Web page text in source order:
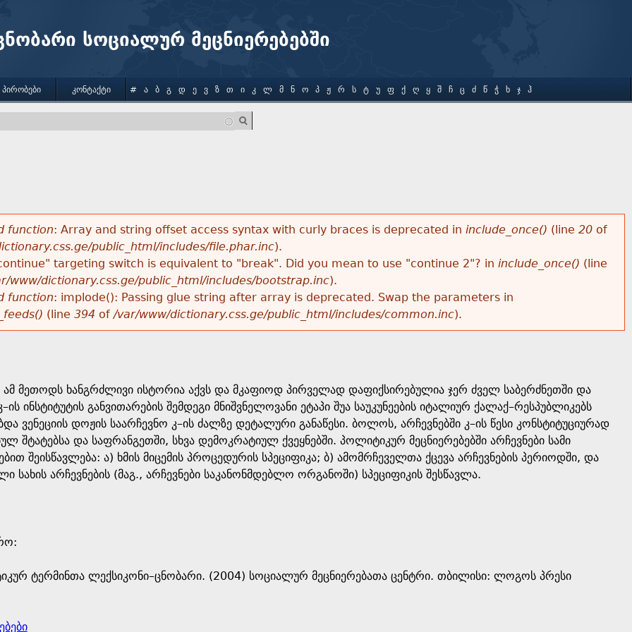
სოციალურ მეცნიერებებში
function: Array and string offset access syntax with curly braces is deprecated in include_once() (line 20of
public_html/includes/file.phar.inc).
targeting switch is equivalent to "break". Did you mean to use "continue 2"? in include_once() (line
www/dictionary.css.ge/public_html/includes/bootstrap.inc).
function: implode(): Passing glue string after array is deprecated. Swap the parameters in
(line 394 of/var/www/dictionary.css.ge/public_html/includes/common.inc).
ამ მეთოდს ხანგრძლივი ისტორია აქვს და მკაფიოდ პირველად დაფიქსირებულია ჯერ ძველ საბერძნეთში და
ინსტიტუტის განვითარების შემდეგი მნიშვნელოვანი ეტაპი შუა საუკუნეების იტალიურ ქალაქ–რესპუბლიკებს
ვენეციის დოჟის საარჩევნო კ–ის ძალზე დეტალური განაწესი. ბოლოს, არჩევნებში კ–ის წესი კონსტიტუციურად
შტატებსა და საფრანგეთში, სხვა დემოკრატიულ ქვეყნებში. პოლიტიკურ მეცნიერებებში არჩევნები სამი
შეისწავლება: ა) ხმის მიცემის პროცედურის სპეციფიკა; ბ) ამომრჩეველთა ქცევა არჩევნების პერიოდში, და
არჩევნების (მაგ., არჩევნები საკანონმდებლო ორგანოში) სპეციფიკის შესწავლა.
ტერმინთა ლექსიკონი–ცნობარი. (2004) სოციალურ მეცნიერებათა ცენტრი. თბილისი: ლოგოს პრესი
ᲞᲘᲠᲝᲑᲔᲑᲘ ᲙᲝᲜᲢᲐᲥᲢᲘ # Ა Ბ Გ Დ Ე Ვ Ზ Თ Ი Კ Ლ Მ Ნ Ო Პ Ჟ Რ Ს Ტ Უ Ფ Ქ Ღ Ყ Შ Ჩ Ც Ძ Წ Ჭ Ხ Ჯ Ჰ